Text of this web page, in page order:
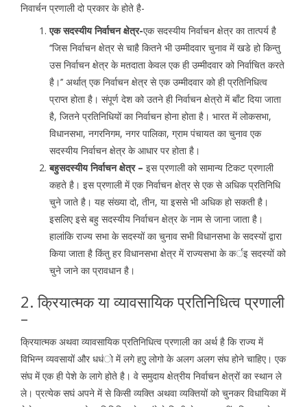
निवार्चन प्रणाली दो प्रकार के होते है-
एक सदस्यीय निर्वाचन क्षेत्र-एक सदस्यीय निर्वाचन क्षेत्र का तात्पर्य है
‘‘जिस निर्वाचन क्षेत्र से चाहै कितने भी उम्मीदवार चुनाव में खडे हो किन्तु
उस निर्वाचन क्षेत्र के मतदाता केवल एक ही उम्मीदवार को निर्वाचित करते
है।’’ अर्थात् एक निर्वाचन क्षेत्र से एक उम्मीदवार को ही प्रतिनिधित्व
प्राप्त होता है। संपूर्ण देश को उतने ही निर्वाचन क्षेत्रो में बाँट दिया जाता
है, जितने प्रतिनिधियों का निर्वाचन होना होता है। भारत में लोकसभा,
विधानसभा, नगरनिगम, नगर पालिका, ग्राम पंचायत का चुनाव एक
सदस्यीय निर्वाचन क्षेत्र के आधार पर होता है।
बहुसदस्यीय निर्वाचन क्षेत्र – इस प्रणाली को सामान्य टिकट प्रणाली
कहते है। इस प्रणाली में एक निर्वाचन क्षेत्र से एक से अधिक प्रतिनिधि
चुने जाते है। यह संख्या दो, तीन, या इससे भी अधिक हो सकती है।
इसलिए इसे बहु सदस्यीय निर्वाचन क्षेत्र के नाम से जाना जाता है।
हालांकि राज्य सभा के सदस्यों का चुनाव सभी विधानसभा के सदस्यों द्वारा
किया जाता है किंतु हर विधानसभा क्षेत्र में राज्यसभा के कर्इ सदस्यों को
चुने जाने का प्रावधान है।
2. क्रियात्मक या व्यावसायिक प्रतिनिधित्व प्रणाली
–
क्रियात्मक अथवा व्यावसायिक प्रतिनिधित्व प्रणाली का अर्थ है कि राज्य में
विभिन्न व्यवसायों और धधंो में लगे हएु लोगो के अलग अलग संघ होने चाहिए। एक
संघ में एक ही पेशे के लागे होते है। वे समुदाय क्षेत्रीय निर्वाचन क्षेत्रों का स्थान ले
ले। प्रत्येक सघं अपने में से किसी व्यक्ति अथवा व्यक्तियों को चुनकर विधायिका में